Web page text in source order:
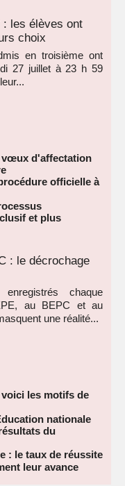
: les élèves ont
choix
en troisième ont
27 juillet à 23 h 59
vœux d'affectation
officielle à
et plus
: le décrochage
chaque
au BEPC et au
une réalité...
les motifs de
nationale
du
: le taux de réussite
leur avance